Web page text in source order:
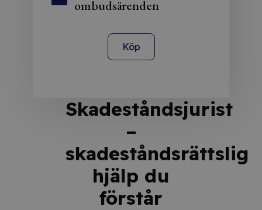
ombudsärenden
Köp
Skadeståndsjurist
–
skadeståndsrättslig
hjälp du
förstår